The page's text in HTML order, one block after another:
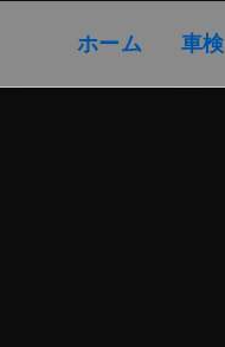
ホーム
ホーム 車検
車検